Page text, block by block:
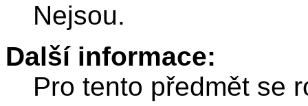
Nejsou.
Další informace:
Pro tento předmět se